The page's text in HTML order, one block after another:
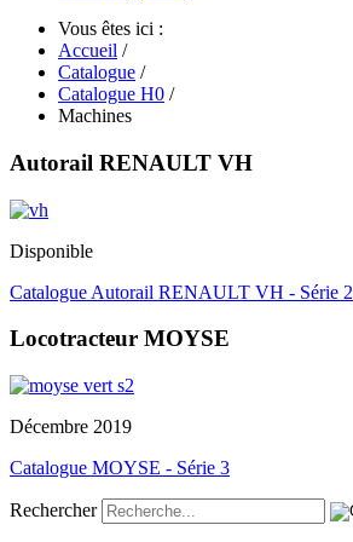
Vous êtes ici :
Accueil /
Catalogue /
Catalogue H0 /
Machines
Autorail RENAULT VH
Disponible
Catalogue Autorail RENAULT VH - Série 2
Locotracteur MOYSE
Décembre 2019
Catalogue MOYSE - Série 3
Rechercher